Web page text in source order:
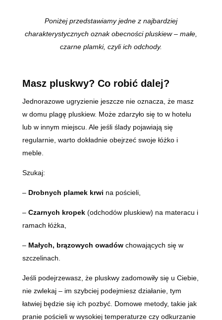
Poniżej przedstawiamy jedne z najbardziej
charakterystycznych oznak obecności pluskiew – małe,
czarne plamki, czyli ich odchody.
Masz pluskwy? Co robić dalej?
Jednorazowe ugryzienie jeszcze nie oznacza, że masz
w domu plagę pluskiew. Może zdarzyło się to w hotelu
lub w innym miejscu. Ale jeśli ślady pojawiają się
regularnie, warto dokładnie obejrzeć swoje łóżko i
meble.
Szukaj:
– Drobnych plamek krwi na pościeli,
– Czarnych kropek(odchodów pluskiew) na materacu i
ramach łóżka,
– Małych, brązowych owadówchowających się w
szczelinach.
Jeśli podejrzewasz, że pluskwy zadomowiły się u Ciebie,
nie zwlekaj – im szybciej podejmiesz działanie, tym
łatwiej będzie się ich pozbyć. Domowe metody, takie jak
pranie pościeli w wysokiej temperaturze czy odkurzanie